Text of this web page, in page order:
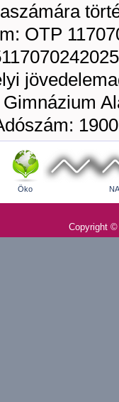
OTP
Gimnázium
Öko
Copyright